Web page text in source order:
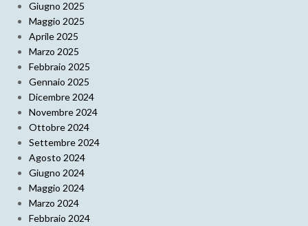
Giugno 2025
Maggio 2025
Aprile 2025
Marzo 2025
Febbraio 2025
Gennaio 2025
Dicembre 2024
Novembre 2024
Ottobre 2024
Settembre 2024
Agosto 2024
Giugno 2024
Maggio 2024
Marzo 2024
Febbraio 2024